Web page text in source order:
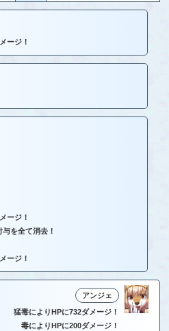
ージ！
ージ！
を全て消去！
ージ！
アンジェ
猛毒によりHPに732ダメージ！
毒によりHPに200ダメージ！